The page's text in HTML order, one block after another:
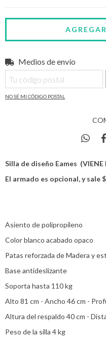
Entregas para el CP:
Medios de envío
NO SÉ MI CÓDIGO POSTAL
Silla de diseño Eames (VIENE
El armado es opcional, y sale
Asiento de polipropileno
Color blanco acabado opaco
Patas reforzada de Madera y
Base antideslizante
Soporta hasta 110 kg
Alto 81 cm - Ancho 46 cm -
Altura del respaldo 40 cm -
Peso de la silla 4 kg